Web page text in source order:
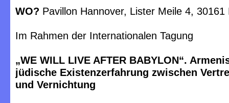
WO? Pavillon Hannover, Lister Meile 4, 30161
Im Rahmen der Internationalen Tagung
„WE WILL LIVE AFTER BABYLON“.
jüdische Existenzerfahrung zwischen
und Vernichtung